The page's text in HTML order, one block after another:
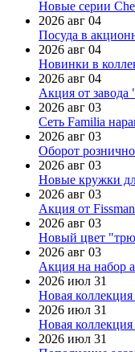
Новые серии
2026 авг 04
Посуда в
2026 авг 04
Новинки в
2026 авг 04
Акция от завода
2026 авг 03
Сеть Familia
2026 авг 03
Оборот
2026 авг 03
Новые кружки
2026 авг 03
Акция от
2026 авг 03
Новый цвет
2026 авг 03
Акция на набор
2026 июл 31
Новая
2026 июл 31
Новая
2026 июл 31